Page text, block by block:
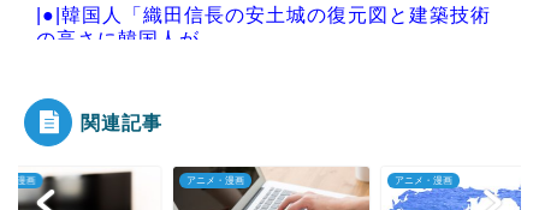
|●|韓国人「織田信長の安土城の復元図と建築技術
の高さに韓国人が...
Powered by livedoor 相互RSS
関連記事
・漫画 アニメ・漫画 アニメ・漫画